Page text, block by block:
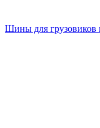
Шины для грузовиков